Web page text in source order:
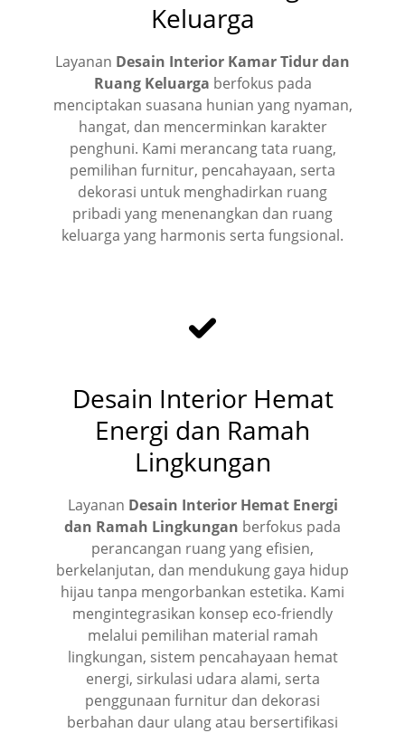
Keluarga
Layanan Desain Interior Kamar Tidur dan
Ruang Keluarga berfokus pada
menciptakan suasana hunian yang nyaman,
hangat, dan mencerminkan karakter
penghuni. Kami merancang tata ruang,
pemilihan furnitur, pencahayaan, serta
dekorasi untuk menghadirkan ruang
pribadi yang menenangkan dan ruang
keluarga yang harmonis serta fungsional.
Desain Interior Hemat
Energi dan Ramah
Lingkungan
Layanan Desain Interior Hemat Energi
dan Ramah Lingkungan berfokus pada
perancangan ruang yang efisien,
berkelanjutan, dan mendukung gaya hidup
hijau tanpa mengorbankan estetika. Kami
mengintegrasikan konsep eco-friendly
melalui pemilihan material ramah
lingkungan, sistem pencahayaan hemat
energi, sirkulasi udara alami, serta
penggunaan furnitur dan dekorasi
berbahan daur ulang atau bersertifikasi